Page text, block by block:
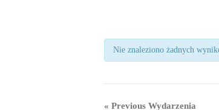
Nie znaleziono żadnych
« Previous Wydarzenia